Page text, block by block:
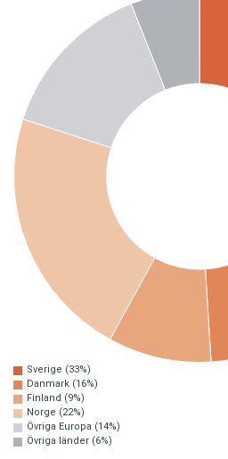
Sverige (33%)
Danmark (16%)
Finland (9%)
Norge (22%)
Övriga Europa (14%)
Övriga länder (6%)